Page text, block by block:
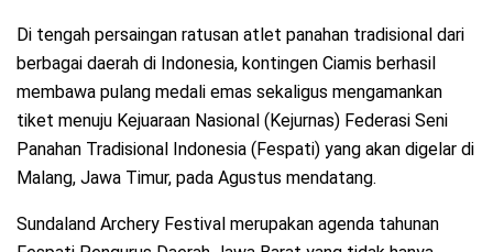
Di tengah persaingan ratusan atlet panahan tradisional dari
berbagai daerah di Indonesia, kontingen Ciamis berhasil
membawa pulang medali emas sekaligus mengamankan
tiket menuju Kejuaraan Nasional (Kejurnas) Federasi Seni
Panahan Tradisional Indonesia (Fespati) yang akan digelar di
Malang, Jawa Timur, pada Agustus mendatang.
Sundaland Archery Festival merupakan agenda tahunan